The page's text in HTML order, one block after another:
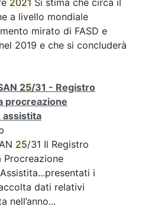
2021 Si stima che circa il
a livello mondiale
mirato di FASD e
2019 e che si concluderà
25/31 - Registro
procreazione
assistita
25/31 Il Registro
Procreazione
i
dati relativi
nell’anno...